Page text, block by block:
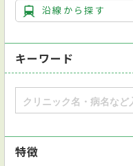
沿線から探す
キーワード
特徴